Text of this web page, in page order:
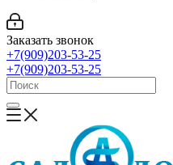
Заказать звонок
+7(909)203-53-25
+7(909)203-53-25